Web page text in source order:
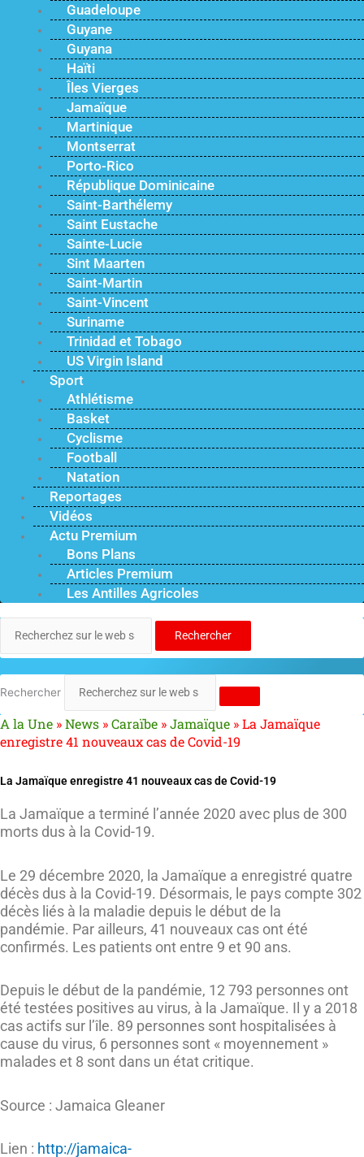
Guadeloupe
Guyane
Guyana
Haïti
Îles Vierges
Jamaïque
Martinique
Montserrat
Porto-Rico
République Dominicaine
Saint-Barthélemy
Saint Eustache
Sainte-Lucie
Sint Maarten
Saint-Martin
Saint-Vincent
Suriname
Trinidad et Tobago
US Virgin Island
Sport
Athlétisme
Basket
Cyclisme
Football
Natation
Reportages
Vidéos
Actu Premium
Bons Plans
Articles Premium
Les Antilles Agricoles
Rechercher
Rechercher
A la Une »News »Caraïbe »Jamaïque »La Jamaïque
enregistre 41 nouveaux cas de Covid-19
La Jamaïque enregistre 41 nouveaux cas de Covid-19
La Jamaïque a terminé l’année 2020 avec plus de 300
morts dus à la Covid-19.
Le 29 décembre 2020, la Jamaïque a enregistré quatre
décès dus à la Covid-19. Désormais, le pays compte 302
décès liés à la maladie depuis le début de la
pandémie. Par ailleurs, 41 nouveaux cas ont été
confirmés. Les patients ont entre 9 et 90 ans.
Depuis le début de la pandémie, 12 793 personnes ont
été testées positives au virus, à la Jamaïque. Il y a 2018
cas actifs sur l’île. 89 personnes sont hospitalisées à
cause du virus, 6 personnes sont « moyennement »
malades et 8 sont dans un état critique.
Source : Jamaica Gleaner
Lien : http://jamaica-